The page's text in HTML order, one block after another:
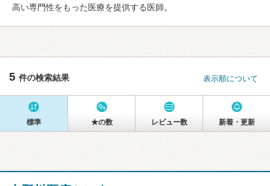
高い専門性をもった医療を提供する医師。
5 件の検索結果 表示順について
標準 ★の数 レビュー数 新着・更新